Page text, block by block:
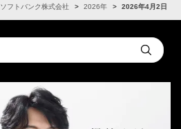
ソフトバンク株式会社 2026年 2026年4月2日
Submit